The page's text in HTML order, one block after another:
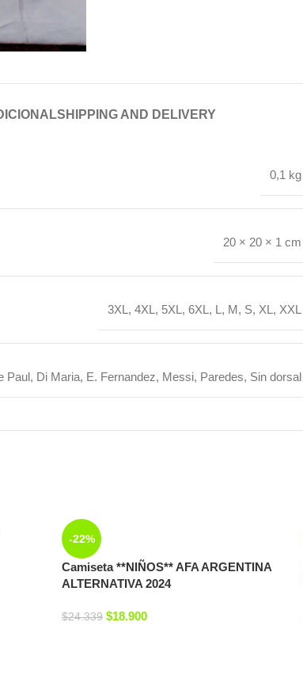
SHIPPING AND DELIVERY
0,1 kg
20 × 20 × 1 cm
3XL , 4XL , 5XL , 6XL , L , M, S, XL , XXL
Paul, Di Maria, E. Fernandez, Messi, Paredes, Sin dorsal
-22%
Camiseta **NIÑOS** AFA ARGENTINA
ALTERNATIVA 2024
$24.339 $18.900